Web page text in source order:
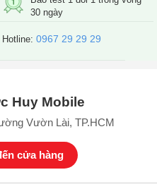
Giá bán
các gọc cạnh được bo tròn tự
là màn hình tai thỏ, phía trên
một chi tiết độc đáo về thiết kế
30 ngày
0967 29 29 29
Huy Mobile
Vườn Lài, TP.HCM
cửa hàng